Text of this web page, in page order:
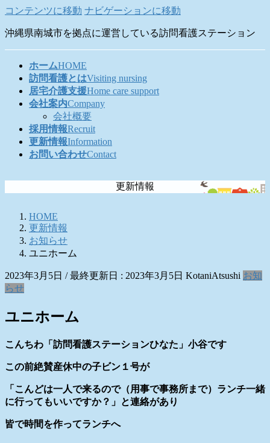
コンテンツに移動 ナビゲーションに移動
沖縄県南城市を拠点に運営している訪問看護ステーション
ホームHOME
訪問看護とはVisiting nursing
居宅介護支援Home care support
会社案内Company
会社概要
採用情報Recruit
更新情報Information
お問い合わせContact
更新情報
HOME
更新情報
お知らせ
ユニホーム
2023年3月5日 / 最終更新日 : 2023年3月5日 KotaniAtsushi お知
らせ
ユニホーム
こんちわ「訪問看護ステーションひなた」小谷です
この前絶賛産休中の子ビン１号が
「こんどは一人で来るので（用事で事務所まで）ランチ一緒
に行ってもいいですか？」と連絡があり
皆で時間を作ってランチへ